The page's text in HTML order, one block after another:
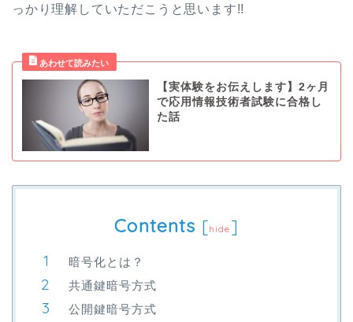
っかり理解していただこうと思います!!
【実体験をお伝えします】2ヶ月
で応用情報技術者試験に合格し
た話
Contents [hide ]
暗号化とは？
共通鍵暗号方式
公開鍵暗号方式